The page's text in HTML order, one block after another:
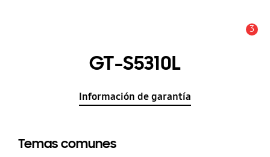
3
GT-S5310L
Información de garantía
Temas comunes